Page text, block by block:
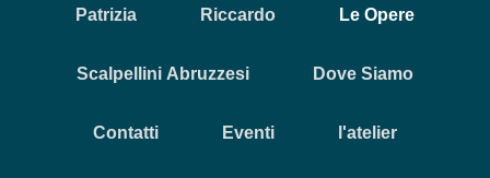
Patrizia Riccardo Le Opere
Scalpellini Abruzzesi Dove Siamo
Contatti Eventi l'atelier